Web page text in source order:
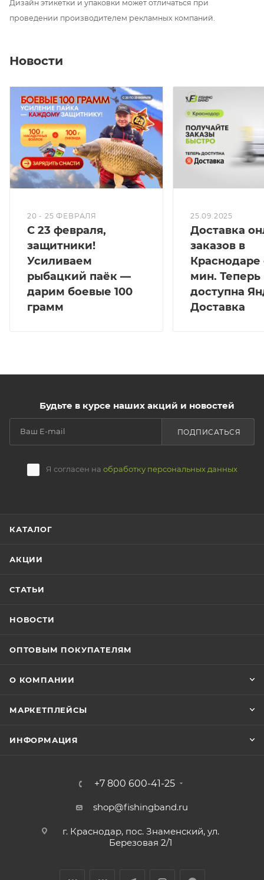
кольца на одной “ноге” – в дополнение к 50-
миллиметровому первому кольцу и второму кольцу,
удилищем и катушкой, установлен
(сверху и снизу).
Это позволяет смещать центр тяжести катушки
немного вперед или назад, что добавляет
несколько дополнительных футов при забросе.
Ловить рыбу на эти удилища – настоящее
удовольствие.
Они подходят для дальних забросов – вы
Дизайн этикетки и упаковки может отличаться при
проведении производителем рекламных компаний.
Новости
20 - 25 ФЕВРАЛЯ
С 23 февраля,
защитники!
Усиливаем
рыбацкий паёк —
дарим боевые 100
грамм
25.09.2025
Доставка
заказов в
Краснодаре
мин. Теперь
доступна
Доставка
Будьте в курсе наших акций и новостей
Я согласен на обработку персональных данных
ПОДПИСАТЬСЯ
КАТАЛОГ
АКЦИИ
СТАТЬИ
НОВОСТИ
ОПТОВЫМ ПОКУПАТЕЛЯМ
О КОМПАНИИ
МАРКЕТПЛЕЙСЫ
ИНФОРМАЦИЯ
+7 800 600-41-25
shop@fishingband.ru
г. Краснодар, пос. Знаменский, ул.
Березовая 2/1